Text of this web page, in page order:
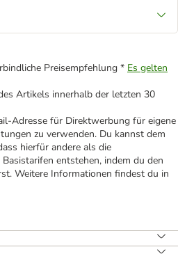
Preisempfehlung * Es gelten
Artikels innerhalb der letzten 30
Adresse für Direktwerbung für eigene
zu verwenden. Du kannst dem
hierfür andere als die
entstehen, indem du den
Weitere Informationen findest du in